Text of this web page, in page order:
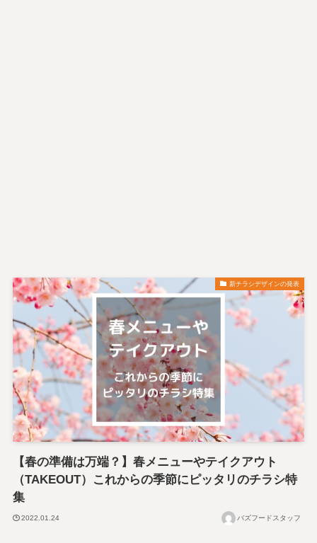
新チラシデザインの発表
【春の準備は万端？】春メニューやテイクアウト
（TAKEOUT）これからの季節にピッタリのチラシ特
集
2022.01.24 バズフードスタッフ